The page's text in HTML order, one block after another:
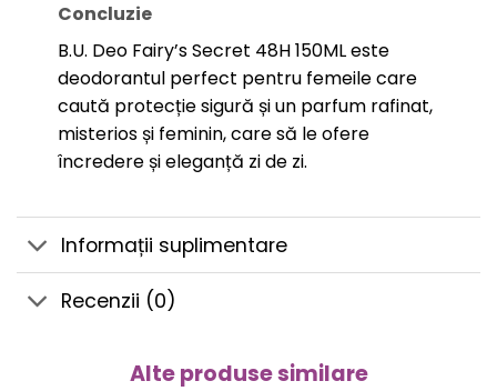
Concluzie
B.U. Deo Fairy’s Secret 48H 150ML este
deodorantul perfect pentru femeile care
caută protecție sigură și un parfum rafinat,
misterios și feminin, care să le ofere
încredere și eleganță zi de zi.
Informații suplimentare
Recenzii (0)
Alte produse similare